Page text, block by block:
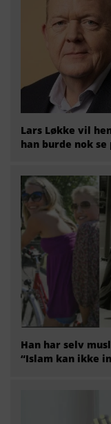
Lars Løkke vil
han burde nok
Han har selv
“Islam kan ikke